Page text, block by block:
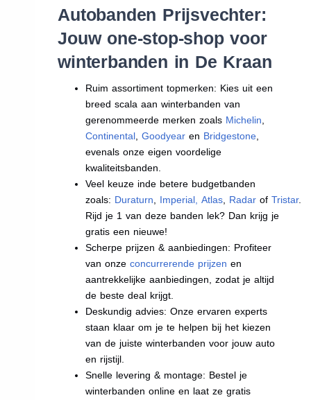
Autobanden Prijsvechter:
Jouw one-stop-shop voor
winterbanden in De Kraan
Ruim assortiment topmerken: Kies uit een
breed scala aan winterbanden van
gerenommeerde merken zoals Michelin
Continental ,Goodyear en Bridgestone
evenals onze eigen voordelige
kwaliteitsbanden.
Veel keuze inde betere budgetbanden
zoals: Duraturn Imperial Atlas Radar ofTristar.
Rijd je 1 van deze banden lek? Dan krijg je
gratis een nieuwe!
Scherpe prijzen & aanbiedingen: Profiteer
van onzeconcurrerende prijzen en
aantrekkelijke aanbiedingen, zodat je altijd
de beste deal krijgt.
Deskundig advies: Onze ervaren experts
staan klaar om je te helpen bij het kiezen
van de juiste winterbanden voor jouw auto
en rijstijl.
Snelle levering & montage: Bestel je
winterbanden online en laat ze gratis